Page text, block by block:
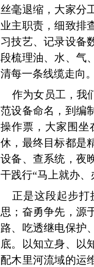
丝毫退缩，大家分
业主职责，细致排
习技艺、记录设备
段梳理油、水、气
清每一条线缆走向
作为女员工，我
范设备命名，到编
操作票，大家围坐
休，最终目标都是
设备、查系统，夜
干践行“马上就办
正是这段起步
思；奋勇争先，源
路、吃透继电保护
底。以知立身、以
配木里河流域的运